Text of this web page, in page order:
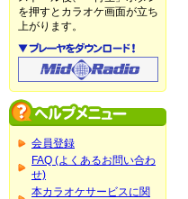
を押すとカラオケ画面が立ち
上がります。
会員登録
FAQ (よくあるお問い合わ
せ)
本カラオケサービスに関